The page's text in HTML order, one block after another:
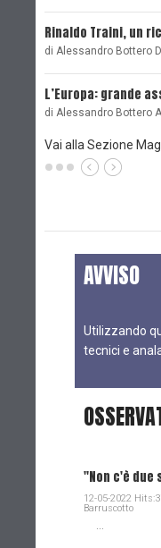
Rinaldo Traini, un
di Alessandro Bottero
L’Europa: grande
di Alessandro Bottero
Vai alla Sezione
AVVISO
Utilizzando
tecnici e
"Non c'è due
12-05-2022
Barruscotto
...